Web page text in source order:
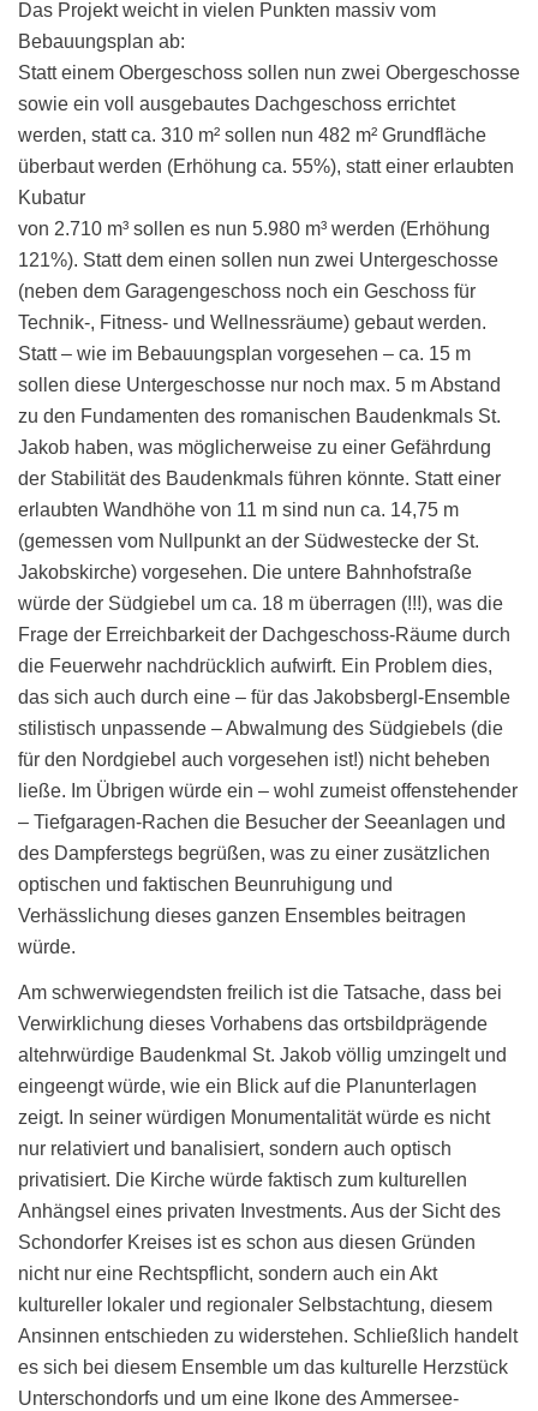
Das Projekt weicht in vielen Punkten massiv vom
Bebauungsplan ab:
Statt einem Obergeschoss sollen nun zwei Obergeschosse
sowie ein voll ausgebautes Dachgeschoss errichtet
werden, statt ca. 310 m² sollen nun 482 m² Grundfläche
überbaut werden (Erhöhung ca. 55%), statt einer erlaubten
Kubatur
von 2.710 m³ sollen es nun 5.980 m³ werden (Erhöhung
121%). Statt dem einen sollen nun zwei Untergeschosse
(neben dem Garagengeschoss noch ein Geschoss für
Technik-, Fitness- und Wellnessräume) gebaut werden.
Statt – wie im Bebauungsplan vorgesehen – ca. 15 m
sollen diese Untergeschosse nur noch max. 5 m Abstand
zu den Fundamenten des romanischen Baudenkmals St.
Jakob haben, was möglicherweise zu einer Gefährdung
der Stabilität des Baudenkmals führen könnte. Statt einer
erlaubten Wandhöhe von 11 m sind nun ca. 14,75 m
(gemessen vom Nullpunkt an der Südwestecke der St.
Jakobskirche) vorgesehen. Die untere Bahnhofstraße
würde der Südgiebel um ca. 18 m überragen (!!!), was die
Frage der Erreichbarkeit der Dachgeschoss-Räume durch
die Feuerwehr nachdrücklich aufwirft. Ein Problem dies,
das sich auch durch eine – für das Jakobsbergl-Ensemble
stilistisch unpassende – Abwalmung des Südgiebels (die
für den Nordgiebel auch vorgesehen ist!) nicht beheben
ließe. Im Übrigen würde ein – wohl zumeist offenstehender
– Tiefgaragen-Rachen die Besucher der Seeanlagen und
des Dampferstegs begrüßen, was zu einer zusätzlichen
optischen und faktischen Beunruhigung und
Verhässlichung dieses ganzen Ensembles beitragen
würde.
Am schwerwiegendsten freilich ist die Tatsache, dass bei
Verwirklichung dieses Vorhabens das ortsbildprägende
altehrwürdige Baudenkmal St. Jakob völlig umzingelt und
eingeengt würde, wie ein Blick auf die Planunterlagen
zeigt. In seiner würdigen Monumentalität würde es nicht
nur relativiert und banalisiert, sondern auch optisch
privatisiert. Die Kirche würde faktisch zum kulturellen
Anhängsel eines privaten Investments. Aus der Sicht des
Schondorfer Kreises ist es schon aus diesen Gründen
nicht nur eine Rechtspflicht, sondern auch ein Akt
kultureller lokaler und regionaler Selbstachtung, diesem
Ansinnen entschieden zu widerstehen. Schließlich handelt
es sich bei diesem Ensemble um das kulturelle Herzstück
Unterschondorfs und um eine Ikone des Ammersee-